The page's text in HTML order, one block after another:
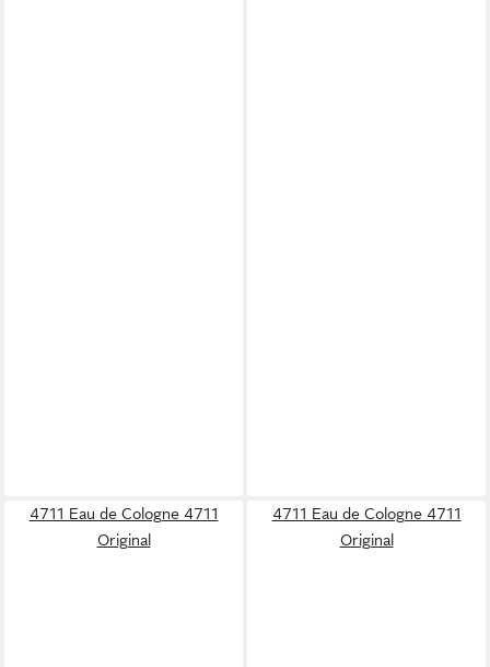
4711 Eau de Cologne 4711
Original
4711 Eau de Cologne 4711
Original